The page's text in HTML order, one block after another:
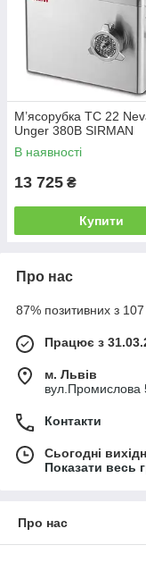
М’ясорубка TC 22
Unger 380В SIRMAN
В наявності
13 725 ₴
Купити
Про нас
87% позитивних з 107
Працює з
м. Львів
вул.Промислова
Контакти
Сьогодні
Показати весь
Про нас